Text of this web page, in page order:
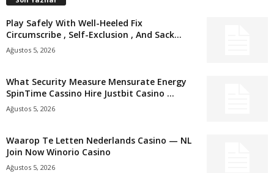
Play Safely With Well-Heeled Fix
Circumscribe , Self-Exclusion , And Sack...
Ağustos 5, 2026
What Security Measure Mensurate Energy
SpinTime Cassino Hire Justbit Casino ...
Ağustos 5, 2026
Waarop Te Letten Nederlands Casino — NL
Join Now Winorio Casino
Ağustos 5, 2026